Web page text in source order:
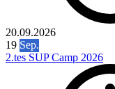
20.09.2026
19 Sep.
2.tes SUP Camp 2026